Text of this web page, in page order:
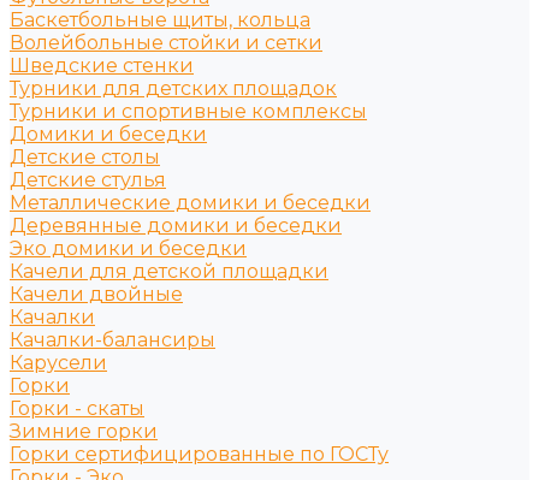
Баскетбольные щиты, кольца
Волейбольные стойки и сетки
Шведские стенки
Турники для детских площадок
Турники и спортивные комплексы
Домики и беседки
Детские столы
Детские стулья
Металлические домики и беседки
Деревянные домики и беседки
Эко домики и беседки
Качели для детской площадки
Качели двойные
Качалки
Качалки-балансиры
Карусели
Горки
Горки - скаты
Зимние горки
Горки сертифицированные по ГОСТу